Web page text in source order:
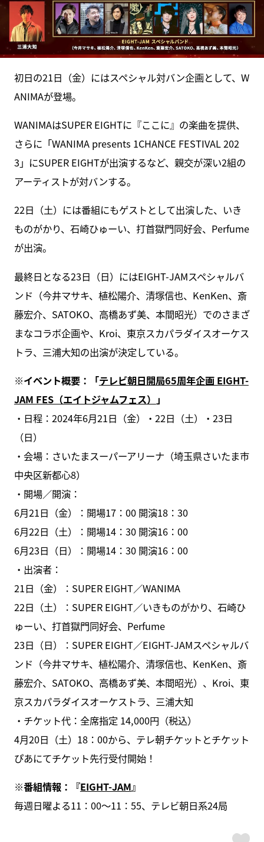
初日の21日（金）にはスペシャル対バン企画として、W
ANIMAが登場。
WANIMAはSUPER EIGHTに『ここに』の楽曲を提供、
さらに「WANIMA presents 1CHANCE FESTIVAL 202
3」にSUPER EIGHTが出演するなど、親交が深い2組の
アーティストが対バンする。
22日（土）には番組にもゲストとして出演した、いき
ものがかり、石崎ひゅーい、打首獄門同好会、Perfume
が出演。
最終日となる23日（日）にはEIGHT-JAMスペシャルバ
ンド（今井マサキ、植松陽介、清塚信也、KenKen、斎
藤宏介、SATOKO、高橋あず美、本間昭光）でのさまざ
まなコラボ企画や、Kroi、東京スカパラダイスオーケス
トラ、三浦大知の出演が決定している。
※イベント概要：「テレビ朝日開局65周年企画 EIGHT-
JAM FES（エイトジャムフェス） 」
・日程：2024年6月21日（金）・22日（土）・23日
（日）
・会場：さいたまスーパーアリーナ（埼玉県さいたま市
中央区新都心8）
・開場／開演：
6月21日（金）：開場17：00 開演18：30
6月22日（土）：開場14：30 開演16：00
6月23日（日）：開場14：30 開演16：00
・出演者：
21日（金）：SUPER EIGHT／WANIMA
22日（土）：SUPER EIGHT／いきものがかり、石崎ひ
ゅーい、打首獄門同好会、Perfume
23日（日）：SUPER EIGHT／EIGHT-JAMスペシャルバ
ンド（今井マサキ、植松陽介、清塚信也、KenKen、斎
藤宏介、SATOKO、高橋あず美、本間昭光）、Kroi、東
京スカパラダイスオーケストラ、三浦大知
・チケット代：全席指定 14,000円（税込）
4月20日（土）18：00から、テレ朝チケットとチケット
ぴあにてチケット先行受付開始！
※番組情報：『EIGHT-JAM』
毎週日曜よる11：00～11：55、テレビ朝日系24局